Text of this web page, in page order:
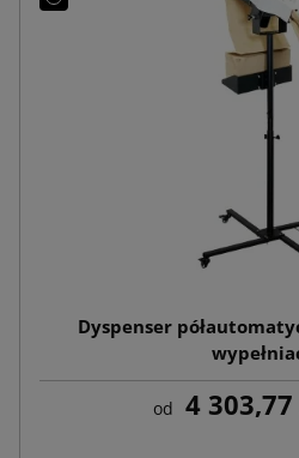
Dyspenser
od 4 303,77